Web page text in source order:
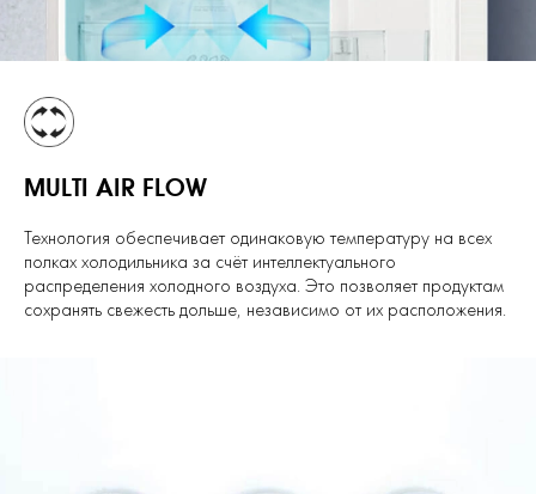
MULTI AIR FLOW
Технология обеспечивает одинаковую температуру на всех
полках холодильника за счёт интеллектуального
распределения холодного воздуха. Это позволяет продуктам
сохранять свежесть дольше, независимо от их расположения.